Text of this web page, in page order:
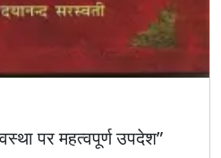
पर महत्वपूर्ण उपदेश”